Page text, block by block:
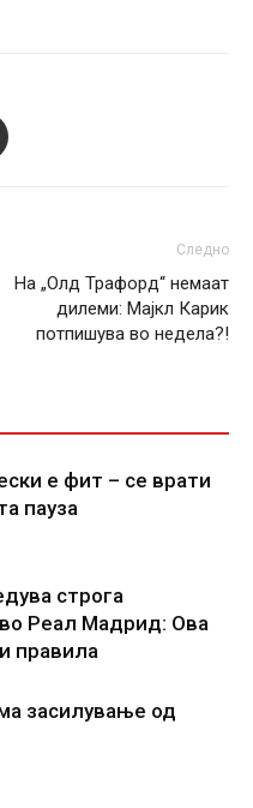
Следно
На „Олд Трафорд“ немаат
дилеми: Мајкл Карик
потпишува во недела?!
е фит – се врати
пауза
строга
Реал Мадрид: Ова
правила
засилување од